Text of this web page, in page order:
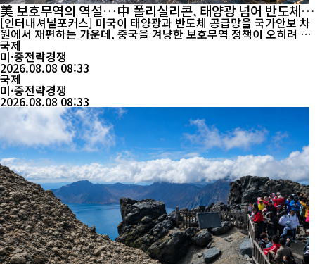
美 보호무역의 역설…中 폴리실리콘, 태양광 넘어 반도체
넘본다
[인터내셔널포커스] 미국이 태양광과 반도체 공급망을 국가안보 차
원에서 재편하는 가운데, 중국을 겨냥한 보호무역 정책이 오히려 중
국의 폴리실리콘 경쟁력을 강화할 수 있다는 분석이 제기됐다. 태양
광 소재에서 시작된 경쟁이 고순도 반도체 소재로 확대될 가능성도
주목된다. 미국은 6일 반도체와 태양광 패널의 핵심 소재인 폴리실
리콘 관련 수입품에 최저수입가격을 설정하고 1...
국제
미·중전략경쟁
2026.08.08 08:33
국제
미·중전략경쟁
2026.08.08 08:33